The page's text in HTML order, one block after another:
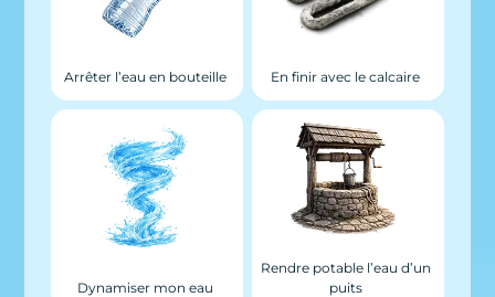
Arrêter l’eau en bouteille En finir avec le calcaire
Dynamiser mon eau
Rendre potable l’eau d’un
puits